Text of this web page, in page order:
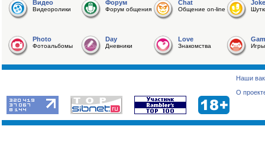
Видео
Видеоролики
Форум
Форум общения
Chat
Общение on-line
Joke
Photo
Фотоальбомы
Day
Дневники
Love
Знакомства Игры
Наши
О